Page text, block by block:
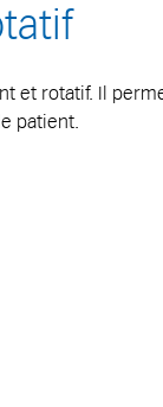
et rotatif. Il
patient.